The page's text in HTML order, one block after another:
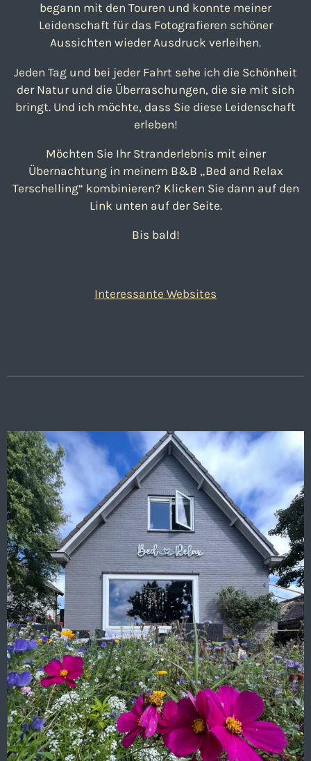
begann mit den Touren und konnte meiner
Leidenschaft für das Fotografieren schöner
Aussichten wieder Ausdruck verleihen.
Jeden Tag und bei jeder Fahrt sehe ich die Schönheit
der Natur und die Überraschungen, die sie mit sich
bringt. Und ich möchte, dass Sie diese Leidenschaft
erleben!
Möchten Sie Ihr Stranderlebnis mit einer
Übernachtung in meinem B&B „Bed and Relax
Terschelling“ kombinieren? Klicken Sie dann auf den
Link unten auf der Seite.
Bis bald!
Interessante Websites